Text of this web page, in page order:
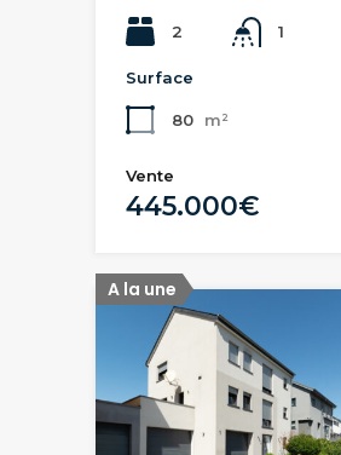
2 1
Surface
80 m²
Vente
445.000€
A la une